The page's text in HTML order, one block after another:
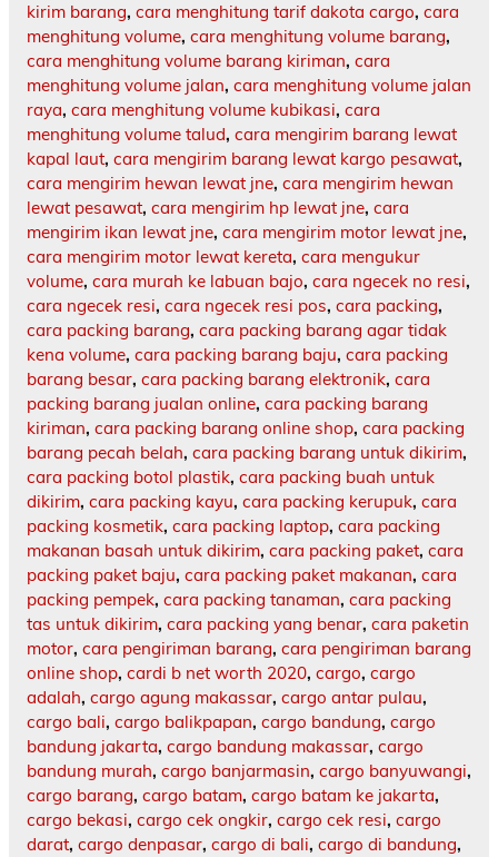
kirim barang, cara menghitung tarif dakota cargo, cara
menghitung volume, cara menghitung volume barang,
cara menghitung volume barang kiriman, cara
menghitung volume jalan, cara menghitung volume jalan
raya, cara menghitung volume kubikasi, cara
menghitung volume talud, cara mengirim barang lewat
kapal laut, cara mengirim barang lewat kargo pesawat,
cara mengirim hewan lewat jne, cara mengirim hewan
lewat pesawat, cara mengirim hp lewat jne, cara
mengirim ikan lewat jne, cara mengirim motor lewat jne,
cara mengirim motor lewat kereta, cara mengukur
volume, cara murah ke labuan bajo, cara ngecek no resi,
cara ngecek resi, cara ngecek resi pos, cara packing,
cara packing barang, cara packing barang agar tidak
kena volume, cara packing barang baju, cara packing
barang besar, cara packing barang elektronik, cara
packing barang jualan online, cara packing barang
kiriman, cara packing barang online shop, cara packing
barang pecah belah, cara packing barang untuk dikirim,
cara packing botol plastik, cara packing buah untuk
dikirim, cara packing kayu, cara packing kerupuk, cara
packing kosmetik, cara packing laptop, cara packing
makanan basah untuk dikirim, cara packing paket, cara
packing paket baju, cara packing paket makanan, cara
packing pempek, cara packing tanaman, cara packing
tas untuk dikirim, cara packing yang benar, cara paketin
motor, cara pengiriman barang, cara pengiriman barang
online shop, cardi b net worth 2020, cargo, cargo
adalah, cargo agung makassar, cargo antar pulau,
cargo bali, cargo balikpapan, cargo bandung, cargo
bandung jakarta, cargo bandung makassar, cargo
bandung murah, cargo banjarmasin, cargo banyuwangi,
cargo barang, cargo batam, cargo batam ke jakarta,
cargo bekasi, cargo cek ongkir, cargo cek resi, cargo
darat, cargo denpasar, cargo di bali, cargo di bandung,